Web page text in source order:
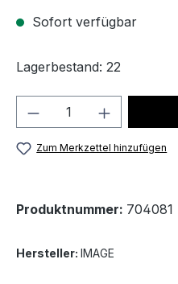
Sofort verfügbar
Lagerbestand: 22
Produkt Anzahl:
Zum Merkzettel hinzufügen
Produktnummer: 704081
Hersteller: IMAGE